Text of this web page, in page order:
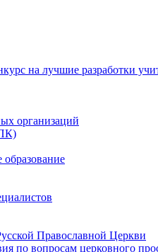
на лучшие разработки
организаций
образование
Православной Церкви
по вопросам церковного